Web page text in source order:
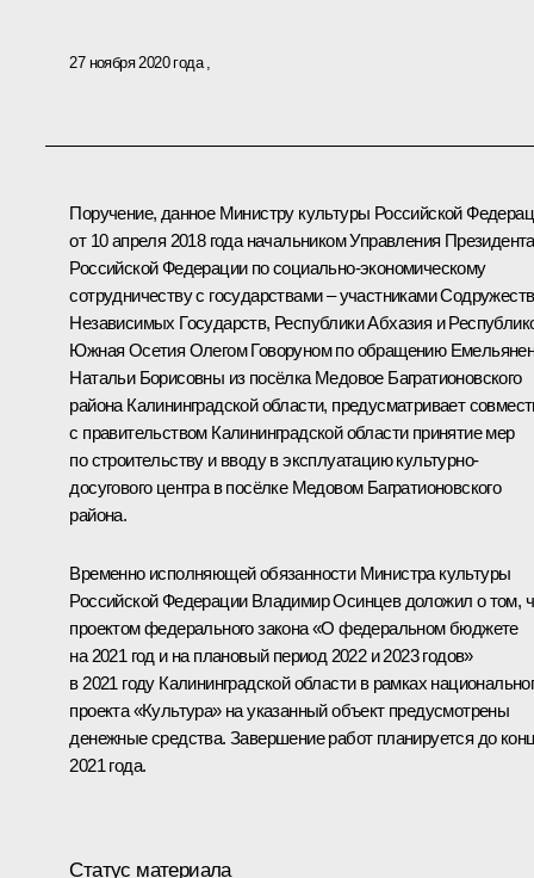
27 ноября 2020 года
Поручение, данное Министру культуры Российской
от 10 апреля 2018 года начальником Управления Президента
Российской Федерации по социально-экономическому
сотрудничеству с государствами – участниками
Независимых Государств, Республики Абхазия и
Южная Осетия Олегом Говоруном по обращению
Натальи Борисовны из посёлка Медовое Багратионовского
района Калининградской области, предусматривает
с правительством Калининградской области принятие мер
по строительству и вводу в эксплуатацию культурно-
досугового центра в посёлке Медовом Багратионовского
района.
Временно исполняющей обязанности Министра культуры
Российской Федерации Владимир Осинцев доложил о том,
проектом федерального закона «О федеральном бюджете
на 2021 год и на плановый период 2022 и 2023 годов»
в 2021 году Калининградской области в рамках
проекта «Культура» на указанный объект предусмотрены
денежные средства. Завершение работ планируется до
2021 года.
Статус материала